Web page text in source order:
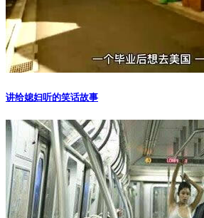
讲给媳妇听的笑话故事